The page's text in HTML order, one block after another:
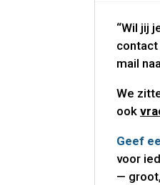
“Wil jij
contact
mail
We
ook
Geef
voor
—